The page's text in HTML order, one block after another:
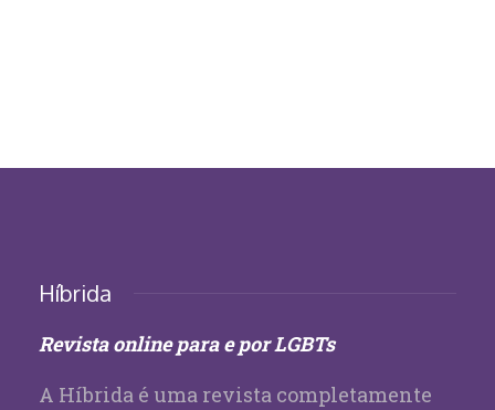
Híbrida
Revista online para e por LGBTs
A Híbrida é uma revista completamente